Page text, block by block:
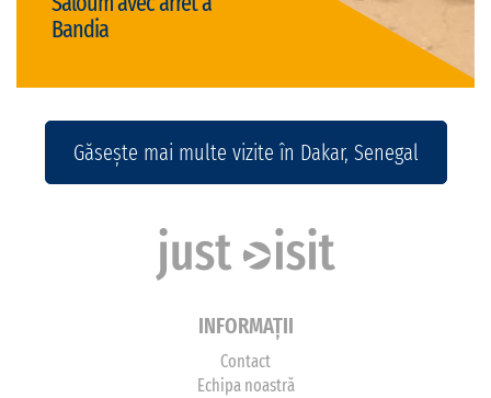
Bandia
Găsește mai multe vizite în Dakar, Senegal
INFORMAȚII
Contact
Echipa noastră